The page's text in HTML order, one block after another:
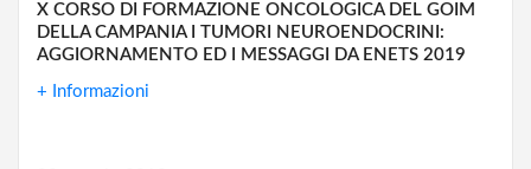
X CORSO DI FORMAZIONE ONCOLOGICA DEL GOIM
DELLA CAMPANIA I TUMORI NEUROENDOCRINI:
AGGIORNAMENTO ED I MESSAGGI DA ENETS 2019
+ Informazioni